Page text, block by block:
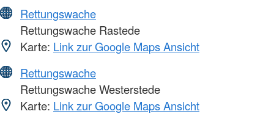
Rettungswache
Rettungswache Rastede
Karte: Link zur Google Maps Ansicht
Rettungswache
Rettungswache Westerstede
Karte: Link zur Google Maps Ansicht